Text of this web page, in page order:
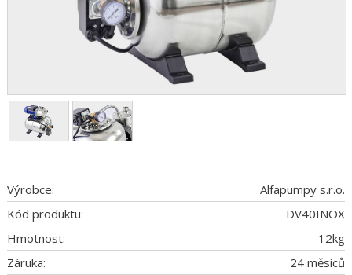
Výrobce:
Alfapumpy s.r.o.
Kód produktu:
DV40INOX
Hmotnost:
12kg
Záruka:
24 měsíců